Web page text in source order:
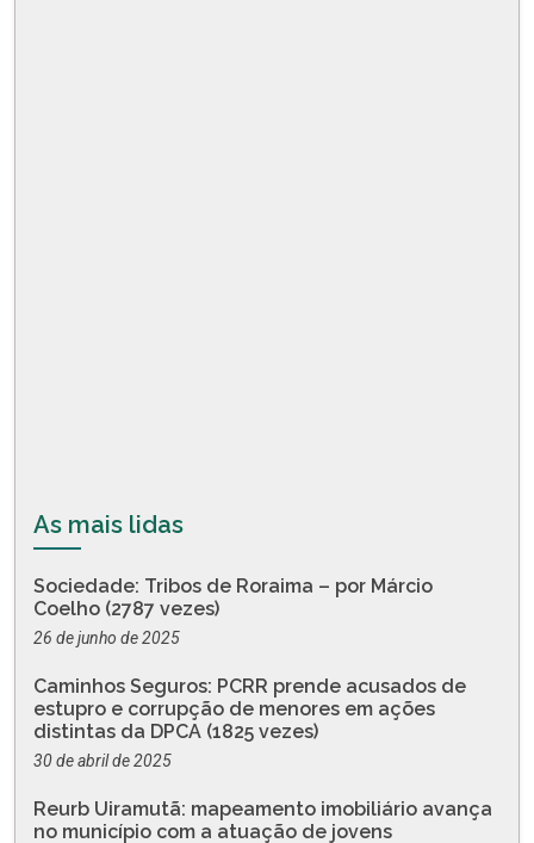
As mais lidas
Sociedade: Tribos de Roraima – por Márcio
Coelho (2787 vezes)
26 de junho de 2025
Caminhos Seguros: PCRR prende acusados de
estupro e corrupção de menores em ações
distintas da DPCA (1825 vezes)
30 de abril de 2025
Reurb Uiramutã: mapeamento imobiliário avança
no município com a atuação de jovens